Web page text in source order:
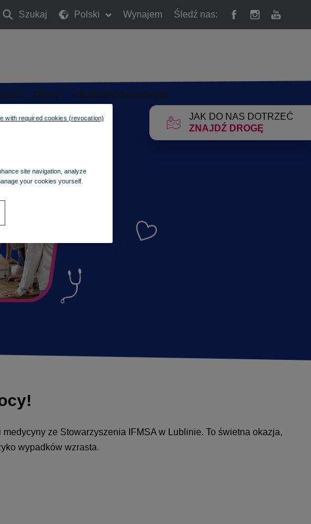
Szukaj
Szukaj
Polski Wynajem Śledź nas:
JAK DO NAS DOTRZEĆ
ZNAJDŹ DROGĘ
Oferty » Karta Podarunkowa
ze Stowarzyszenia IFMSA w Lublinie. To świetna okazja,
wypadków wzrasta.
site navigation, analyze
your cookies yourself.
with required cookies (revocation)